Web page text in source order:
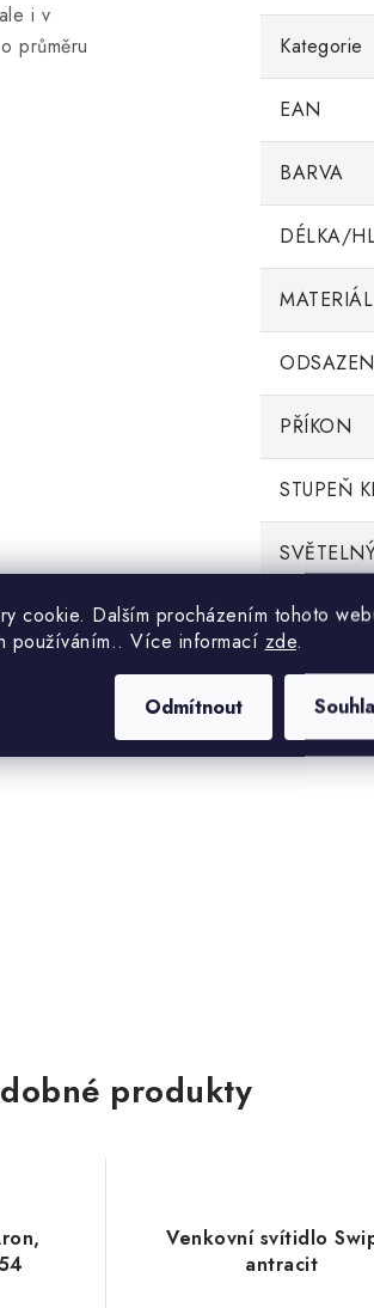
cookie. Dalším procházením tohoto
používáním.. Více informací zde.
Odmítnout
i v
průměru
Kategorie
EAN
BARVA
DÉLKA/
MATERIÁL
PŘÍKON
STUPEŇ
produkty
Venkovní svítidlo
antracit